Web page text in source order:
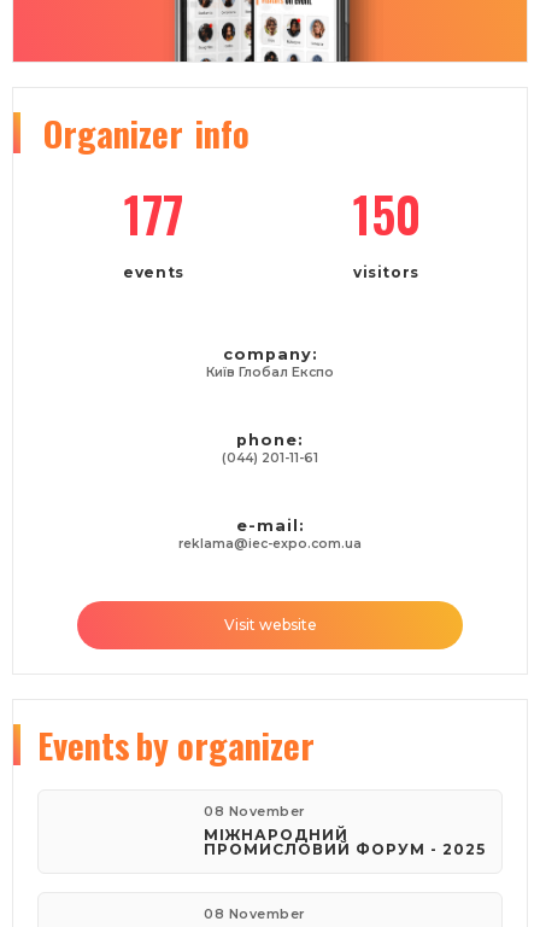
Organizer info
177
events
150
visitors
company:
Київ Глобал Експо
phone:
(044) 201-11-61
e-mail:
reklama@iec-expo.com.ua
Visit website
Eventsby organizer
08 November
МІЖНАРОДНИЙ
ПРОМИСЛОВИЙ ФОРУМ - 2025
08 November